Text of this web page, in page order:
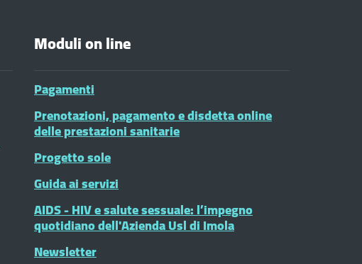
Moduli on line
Pagamenti
Prenotazioni, pagamento e disdetta online
delle prestazioni sanitarie
Progetto sole
Guida ai servizi
AIDS - HIV e salute sessuale: l’impegno
quotidiano dell'Azienda Usl di Imola
Newsletter